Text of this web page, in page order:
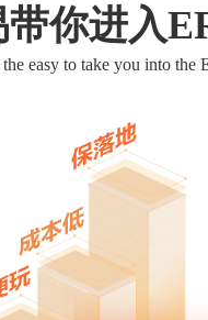
带你进入
easy to take you into the